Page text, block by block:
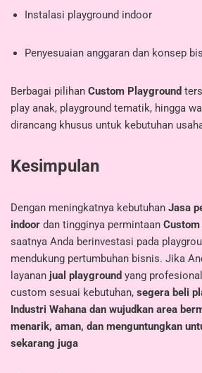
Instalasi playground indoor
Penyesuaian anggaran dan konsep
Berbagai pilihan Custom Playground
play anak, playground tematik, hingga
dirancang khusus untuk kebutuhan
Kesimpulan
Dengan meningkatnya kebutuhan Jasa
indoor dan tingginya permintaan
saatnya Anda berinvestasi pada
mendukung pertumbuhan bisnis. Jika
layanan jual playground yang
custom sesuai kebutuhan, segera beli
Industri Wahana dan wujudkan area
menarik, aman, dan menguntungkan
sekarang juga